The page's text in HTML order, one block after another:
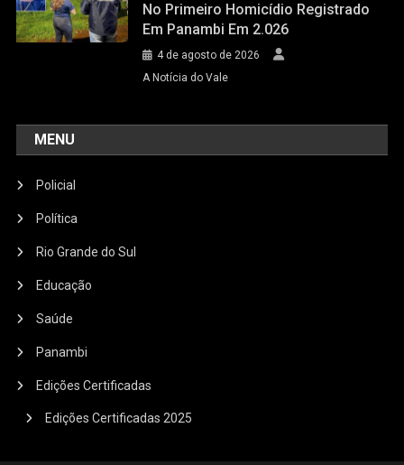
No Primeiro Homicídio Registrado
Em Panambi Em 2.026
4 de agosto de 2026
A Notícia do Vale
MENU
Policial
Política
Rio Grande do Sul
Educação
Saúde
Panambi
Edições Certificadas
Edições Certificadas 2025